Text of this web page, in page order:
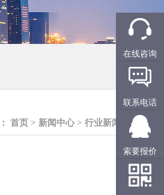
首页 > 新闻中心 > 行业新闻
在线咨询
联系电话
索要报价